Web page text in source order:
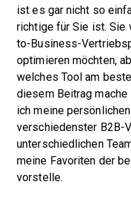
ist es gar nicht so
richtige für Sie ist. Sie
to-Business-
optimieren möchten,
welches Tool am
diesem Beitrag mache
ich meine
verschiedenster B2B-
unterschiedlichen
meine Favoriten der
vorstelle.